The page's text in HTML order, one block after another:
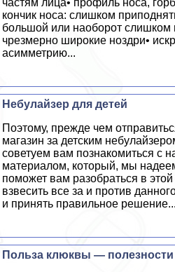
частям лица• профиль носа,
кончик носа: слишком
большой или наоборот слишком
чрезмерно широкие ноздри•
асимметрию...
Небулайзер для детей
Поэтому, прежде чем
магазин за детским
советуем вам познакомиться с
материалом, который, мы
поможет вам разобраться в
взвесить все за и против
и принять правильное решение...
Польза клюквы —